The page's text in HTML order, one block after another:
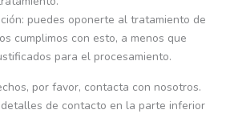
puedes oponerte al tratamiento de
cumplimos con esto, a menos que
para el procesamiento.
por favor, contacta con nosotros.
de contacto en la parte inferior